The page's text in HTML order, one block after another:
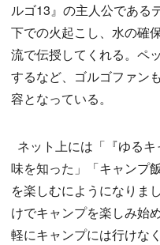
ルゴ13』の主人公である
下での火起こし、水の確
流で伝授してくれる。ペ
するなど、ゴルゴファン
容となっている。
ネット上には「『ゆる
味を知った」「キャンプ
を楽しむにようになりま
けでキャンプを楽しみ始
軽にキャンプには行けな